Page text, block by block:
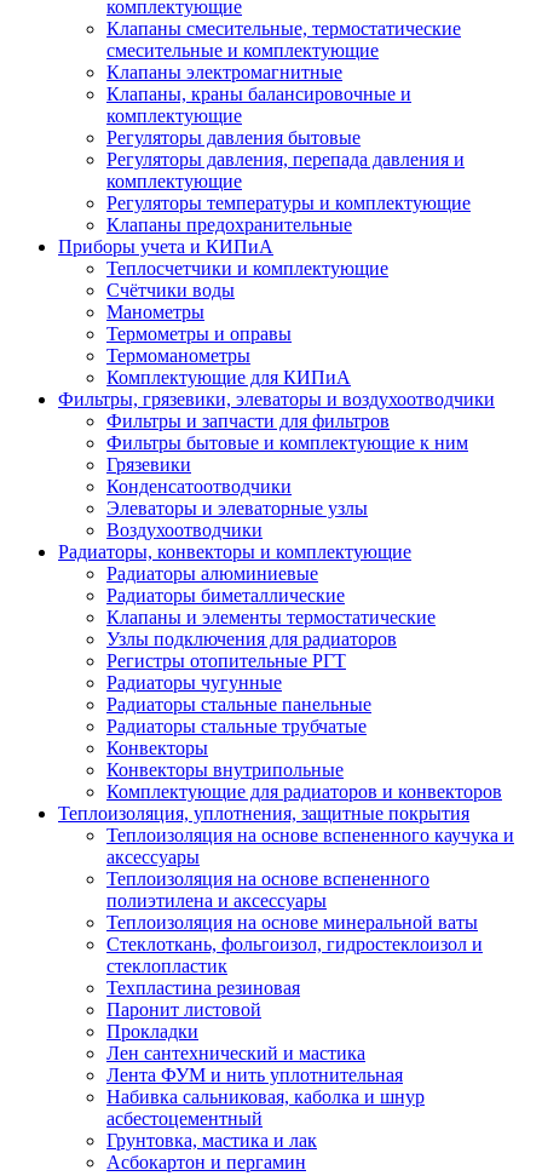
комплектующие
Клапаны смесительные, термостатические
смесительные и комплектующие
Клапаны электромагнитные
Клапаны, краны балансировочные и
комплектующие
Регуляторы давления бытовые
Регуляторы давления, перепада давления и
комплектующие
Регуляторы температуры и комплектующие
Клапаны предохранительные
Приборы учета и КИПиА
Теплосчетчики и комплектующие
Счётчики воды
Манометры
Термометры и оправы
Термоманометры
Комплектующие для КИПиА
Фильтры, грязевики, элеваторы и воздухоотводчики
Фильтры и запчасти для фильтров
Фильтры бытовые и комплектующие к ним
Грязевики
Конденсатоотводчики
Элеваторы и элеваторные узлы
Воздухоотводчики
Радиаторы, конвекторы и комплектующие
Радиаторы алюминиевые
Радиаторы биметаллические
Клапаны и элементы термостатические
Узлы подключения для радиаторов
Регистры отопительные РГТ
Радиаторы чугунные
Радиаторы стальные панельные
Радиаторы стальные трубчатые
Конвекторы
Конвекторы внутрипольные
Комплектующие для радиаторов и конвекторов
Теплоизоляция, уплотнения, защитные покрытия
Теплоизоляция на основе вспененного каучука и
аксессуары
Теплоизоляция на основе вспененного
полиэтилена и аксессуары
Теплоизоляция на основе минеральной ваты
Стеклоткань, фольгоизол, гидростеклоизол и
стеклопластик
Техпластина резиновая
Паронит листовой
Прокладки
Лен сантехнический и мастика
Лента ФУМ и нить уплотнительная
Набивка сальниковая, каболка и шнур
асбестоцементный
Грунтовка, мастика и лак
Асбокартон и пергамин